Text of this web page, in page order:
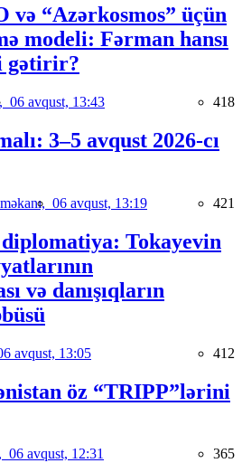
və “Azərkosmos” üçün
modeli: Fərman hansı
gətirir?
06 avqust, 13:43 418
3–5 avqust 2026-cı
06 avqust, 13:19 421
Tokayevin
və danışıqların
avqust, 13:05 412
öz “TRIPP”lərini
06 avqust, 12:31 365